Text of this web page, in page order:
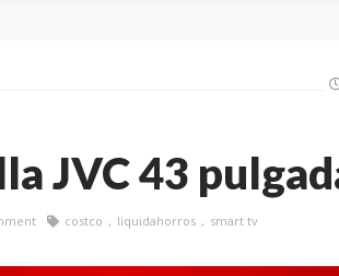
JVC 43
costco liquidahorros smart tv